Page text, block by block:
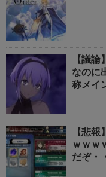
【議
なのに
称メイ
【悲
ｗｗｗ
だぞ・